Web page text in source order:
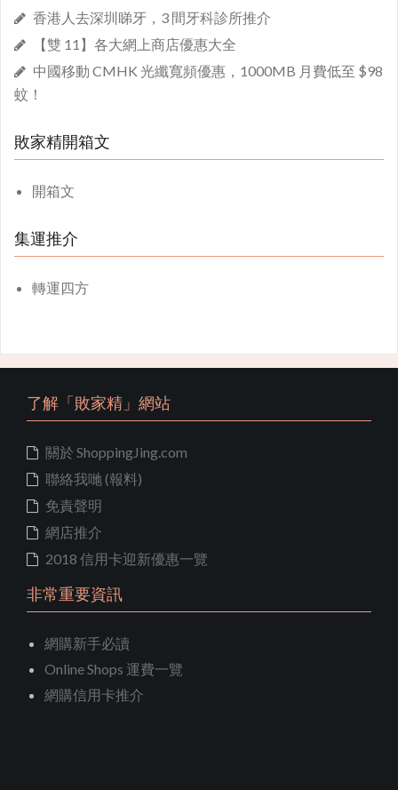
香港人去深圳睇牙，3 間牙科診所推介
【雙 11】各大網上商店優惠大全
中國移動 CMHK 光纖寬頻優惠，1000MB 月費低至 $98
蚊！
敗家精開箱文
開箱文
集運推介
轉運四方
了解「敗家精」網站
關於 ShoppingJing.com
聯絡我哋 (報料)
免責聲明
網店推介
2018 信用卡迎新優惠一覽
非常重要資訊
網購新手必讀
Online Shops 運費一覽
網購信用卡推介